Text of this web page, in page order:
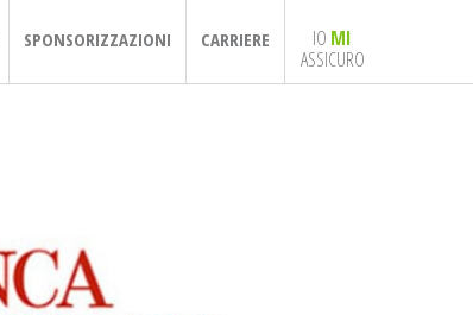
SPONSORIZZAZIONI CARRIERE IO MI
ASSICURO